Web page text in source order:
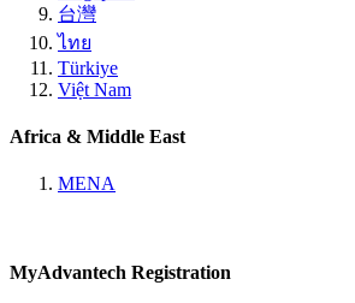
台灣
ไทย
Türkiye
Việt Nam
Africa & Middle East
MENA
MyAdvantech Registration